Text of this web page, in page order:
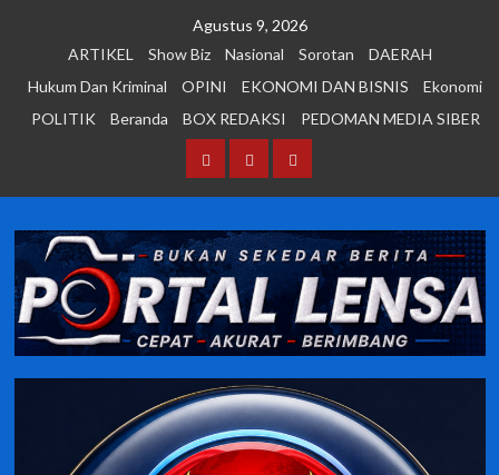
Agustus 9, 2026
ARTIKEL
Show Biz Nasional Sorotan
DAERAH
Hukum Dan Kriminal
OPINI EKONOMI DAN BISNIS
Ekonomi
POLITIK
Beranda BOX REDAKSI PEDOMAN MEDIA SIBER
BerandaBOX PEDOMAN
SIBER